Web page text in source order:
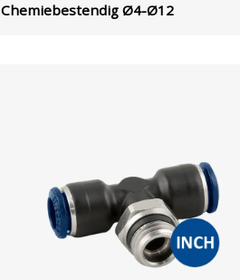
Chemiebestendig Ø4-Ø12